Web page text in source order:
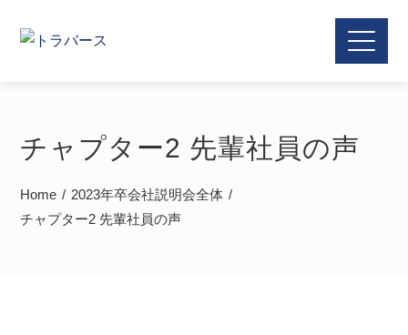
チャプター2 先輩社員の声
Home
2023年卒会社説明会全体
チャプター2 先輩社員の声